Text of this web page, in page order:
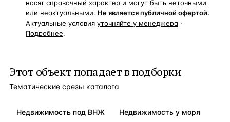
носят справочный характер и могут быть неточными
или неактуальными. Не является публичной офертой.
Актуальные условия уточняйте у менеджера ·
Подробнее.
Этот объект попадает в подборки
Тематические срезы каталога
Недвижимость под ВНЖ Недвижимость у моря